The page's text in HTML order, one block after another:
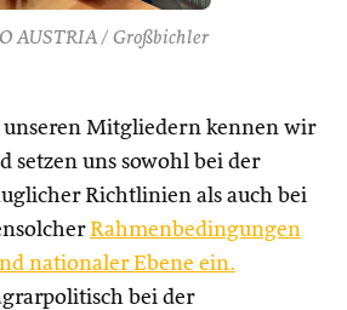
AUSTRIA / Großbichler
unseren Mitgliedern kennen wir
setzen uns sowohl bei der
Richtlinien als auch bei
Rahmenbedingungen
nationaler Ebene ein.
bei der